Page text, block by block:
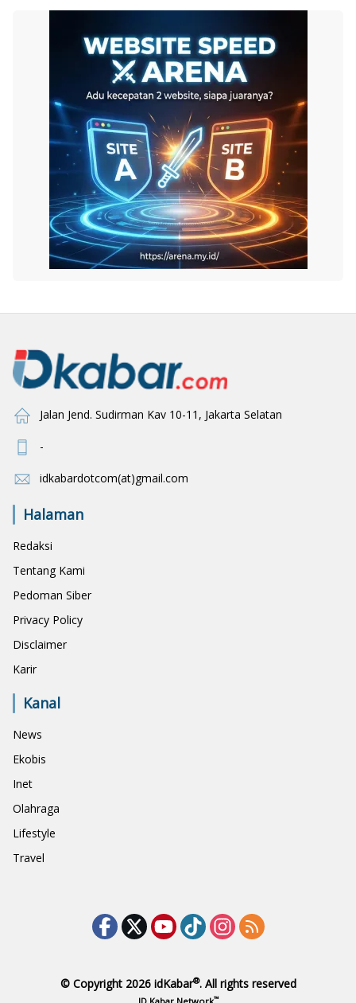
Jalan Jend. Sudirman Kav 10-11, Jakarta Selatan
-
idkabardotcom(at)gmail.com
Halaman
Redaksi
Tentang Kami
Pedoman Siber
Privacy Policy
Disclaimer
Karir
Kanal
News
Ekobis
Inet
Olahraga
Lifestyle
Travel
© Copyright 2026 idKabar®. All rights reserved
™